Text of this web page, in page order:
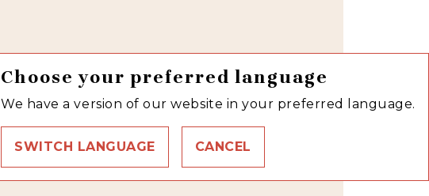
Choose your preferred language
We have a version of our website in your preferred language.
SWITCH LANGUAGE CANCEL